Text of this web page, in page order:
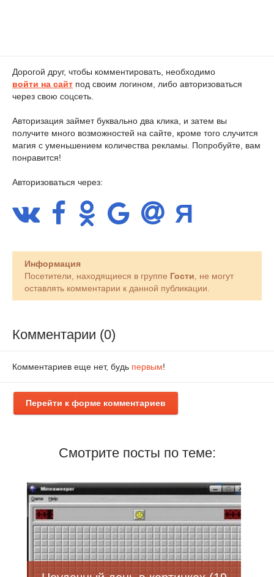
Дорогой друг, чтобы комментировать, необходимо
войти на сайт под своим логином, либо авторизоваться
через свою соцсеть.
Авторизация займет буквально два клика, и затем вы
получите много возможностей на сайте, кроме того случится
магия с уменьшением количества рекламы. Попробуйте, вам
понравится!
Авторизоваться через:
Информация
Посетители, находящиеся в группе Гости , не могут
оставлять комментарии к данной публикации.
Комментарии (0)
Комментариев еще нет, будь первым!
Перейти к форме комментариев
Смотрите посты по теме: